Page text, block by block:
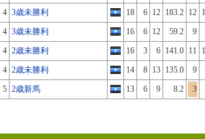
4 3歳未勝利 18 6 12 183.2 12
4 3歳未勝利 16 6 12 59.2
9
4 2歳未勝利 16 3 6 141.0 11
4 2歳未勝利 14 8 13 135.0
9
5 2歳新馬 13 6 9 8.2 3